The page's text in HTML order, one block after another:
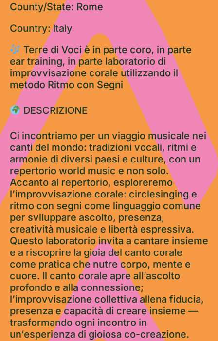
County/State: Rome
Country: Italy
Terre di Voci è in parte coro, in parte
ear training, in parte laboratorio di
improvvisazione corale utilizzando il
metodo Ritmo con Segni
DESCRIZIONE
Ci incontriamo per un viaggio musicale nei
canti del mondo: tradizioni vocali, ritmi e
armonie di diversi paesi e culture, con un
repertorio world music e non solo.
Accanto al repertorio, esploreremo
l’improvvisazione corale: circlesinging e
ritmo con segni come linguaggio comune
per sviluppare ascolto, presenza,
creatività musicale e libertà espressiva.
Questo laboratorio invita a cantare insieme
e a riscoprire la gioia del canto corale
come pratica che nutre corpo, mente e
cuore. Il canto corale apre all’ascolto
profondo e alla connessione;
l’improvvisazione collettiva allena fiducia,
presenza e capacità di creare insieme —
trasformando ogni incontro in
un’esperienza di gioiosa co-creazione.